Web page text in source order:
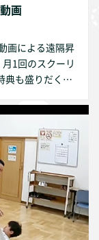
画
画による遠隔昇
1回のスクーリ
典も盛りだくさ
ちいたしており